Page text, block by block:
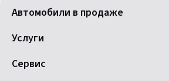
Автомобили в продаже
Услуги
Сервис